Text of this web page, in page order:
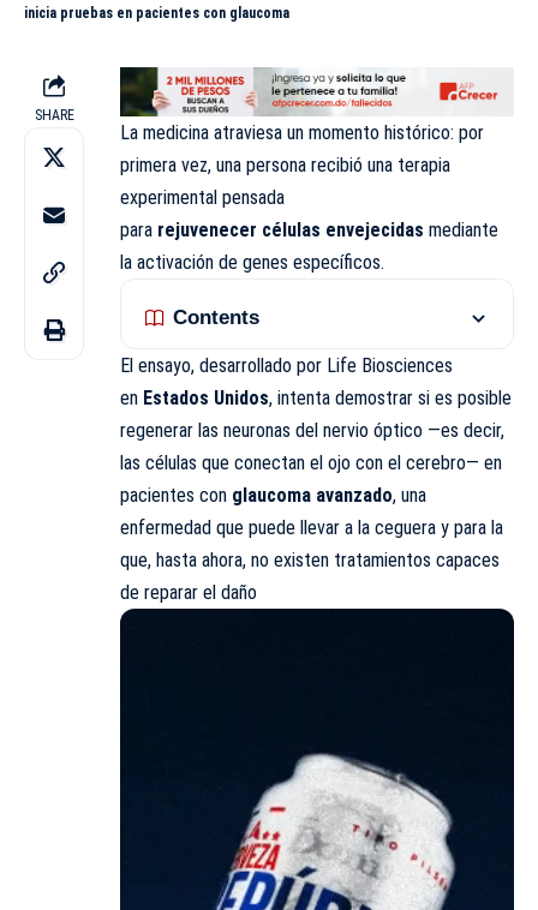
inicia pruebas en pacientes con glaucoma
SHARE
La medicina atraviesa un momento histórico: por
primera vez, una persona recibió una terapia
experimental pensada
para rejuvenecer células envejecidas mediante
la activación de genes específicos.
Contents
El ensayo, desarrollado por Life Biosciences
en Estados Unidos, intenta demostrar si es posible
regenerar las neuronas del nervio óptico —es decir,
las células que conectan el ojo con el cerebro— en
pacientes con glaucoma avanzado, una
enfermedad que puede llevar a la ceguera y para la
que, hasta ahora, no existen tratamientos capaces
de reparar el daño